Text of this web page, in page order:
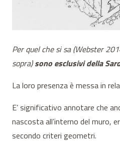
Per quel che si sa (Webster
sopra)sono esclusivi della
La loro presenza è messa in
E’ significativo annotare che
nascosta all’interno del muro,
secondo criteri geometri.